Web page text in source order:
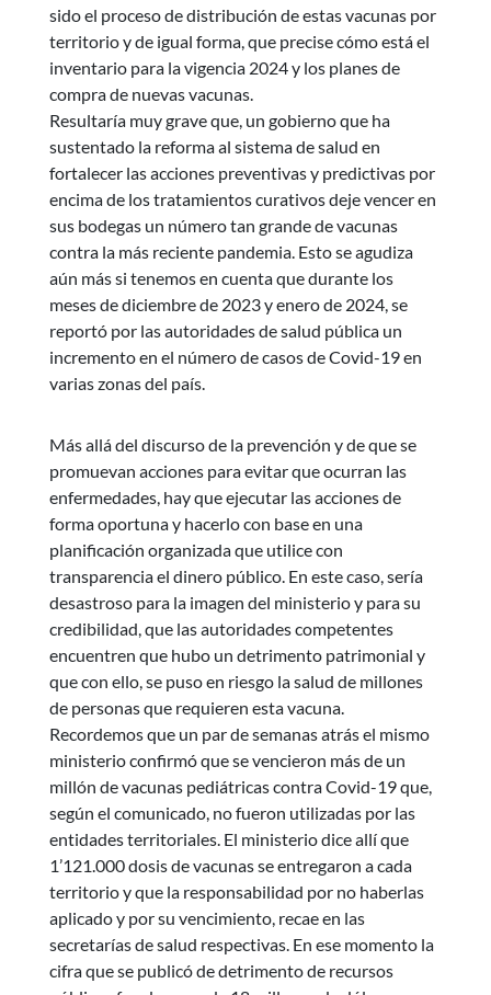
sido el proceso de distribución de estas vacunas por
territorio y de igual forma, que precise cómo está el
inventario para la vigencia 2024 y los planes de
compra de nuevas vacunas.
Resultaría muy grave que, un gobierno que ha
sustentado la reforma al sistema de salud en
fortalecer las acciones preventivas y predictivas por
encima de los tratamientos curativos deje vencer en
sus bodegas un número tan grande de vacunas
contra la más reciente pandemia. Esto se agudiza
aún más si tenemos en cuenta que durante los
meses de diciembre de 2023 y enero de 2024, se
reportó por las autoridades de salud pública un
incremento en el número de casos de Covid-19 en
varias zonas del país.
Más allá del discurso de la prevención y de que se
promuevan acciones para evitar que ocurran las
enfermedades, hay que ejecutar las acciones de
forma oportuna y hacerlo con base en una
planificación organizada que utilice con
transparencia el dinero público. En este caso, sería
desastroso para la imagen del ministerio y para su
credibilidad, que las autoridades competentes
encuentren que hubo un detrimento patrimonial y
que con ello, se puso en riesgo la salud de millones
de personas que requieren esta vacuna.
Recordemos que un par de semanas atrás el mismo
ministerio confirmó que se vencieron más de un
millón de vacunas pediátricas contra Covid-19 que,
según el comunicado, no fueron utilizadas por las
entidades territoriales. El ministerio dice allí que
1’121.000 dosis de vacunas se entregaron a cada
territorio y que la responsabilidad por no haberlas
aplicado y por su vencimiento, recae en las
secretarías de salud respectivas. En ese momento la
cifra que se publicó de detrimento de recursos